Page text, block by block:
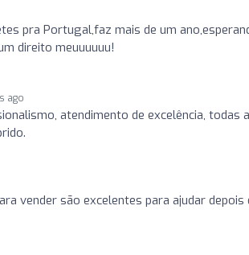
pra Portugal,faz mais de um
direito meuuuuuu!
ago
atendimento de excelência, todas
vender são excelentes para ajudar depois